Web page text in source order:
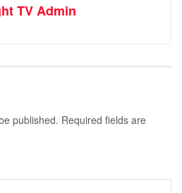
TV Admin
published. Required fields are